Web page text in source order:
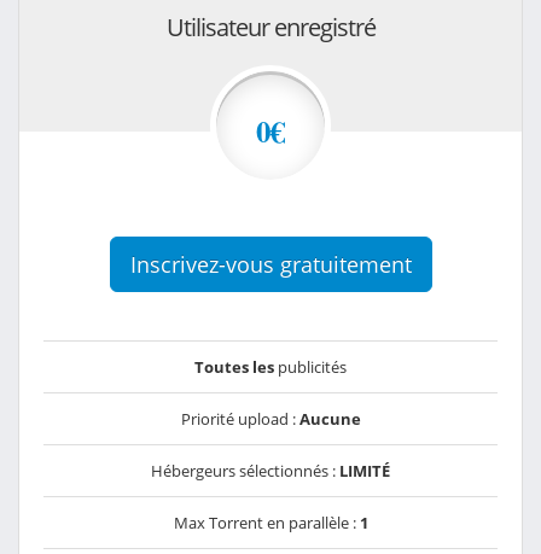
Utilisateur enregistré
0€
Inscrivez-vous gratuitement
Toutes les publicités
Priorité upload :Aucune
Hébergeurs sélectionnés : LIMITÉ
Max Torrent en parallèle : 1